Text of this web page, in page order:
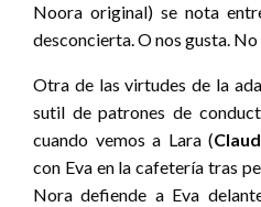
Noora original) se nota
desconcierta. O nos gusta. No
Otra de las virtudes de la
sutil de patrones de
cuando vemos a Lara (
con Eva en la cafetería tras
Nora defiende a Eva